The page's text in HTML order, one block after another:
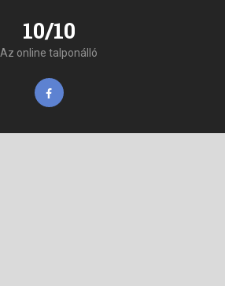
10/10
Az online talponálló